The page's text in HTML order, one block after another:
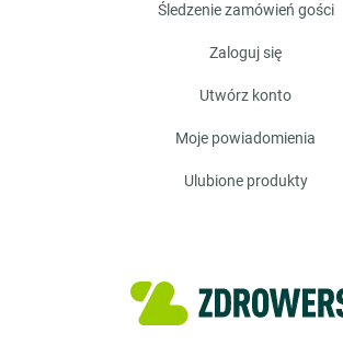
śledzenie zamówień gości
zaloguj się
utwórz konto
moje powiadomienia
ulubione produkty